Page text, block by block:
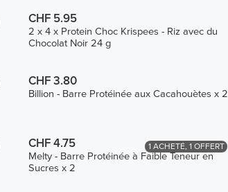
CHF 5.95
2 x 4 x Protein Choc Krispees - Riz avec du
Chocolat Noir 24 g
CHF 3.80
Billion - Barre Protéinée aux Cacahouètes x 2
1 ACHETÉ, 1 OFFERT
CHF 4.75
Melty - Barre Protéinée à Faible Teneur en
Sucres x 2